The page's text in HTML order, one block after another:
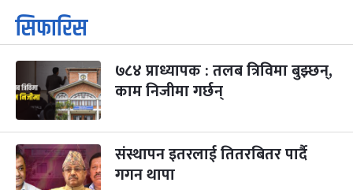
सिफारिस
७८४ प्राध्यापक : तलब त्रिविमा बुझ्छन्,
काम निजीमा गर्छन्
संस्थापन इतरलाई तितरबितर पार्दै
गगन थापा